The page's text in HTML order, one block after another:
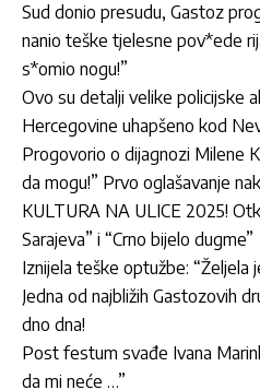
Sud donio presudu, Gastoz
nanio teške tjelesne pov*ede
s*omio nogu!”
Ovo su detalji velike policijske
Hercegovine uhapšeno kod
Progovorio o dijagnozi Milene
da mogu!” Prvo oglašavanje
KULTURA NA ULICE 2025!
Sarajeva” i “Crno bijelo dugme”
Iznijela teške optužbe: “Željela
Jedna od najbližih Gastozovih
dno dna!
Post festum svađe Ivana
da mi neće …”